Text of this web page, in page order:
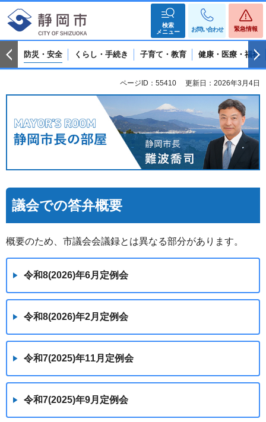
検索
メニュー
お問い合わせ 緊急情報
防災・安全 くらし・手続き 子育て・教育 健康・医療・福祉
ページID：55410 更新日：2026年3月4日
議会での答弁概要
概要のため、市議会会議録とは異なる部分があります。
令和8(2026)年6月定例会
令和8(2026)年2月定例会
令和7(2025)年11月定例会
令和7(2025)年9月定例会